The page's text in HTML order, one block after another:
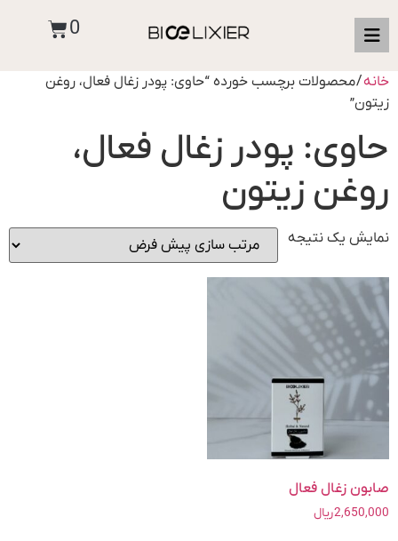
0
خانه/ محصولات برچسب خورده “حاوی: پودر زغال فعال، روغن
زیتون”
حاوی: پودر زغال فعال،
روغن زیتون
نمایش یک نتیجه
صابون زغال فعال
2,650,000ریال